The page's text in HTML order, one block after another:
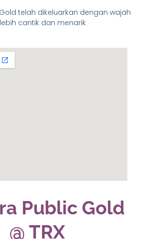
Gold telah dikeluarkan dengan wajah
cantik dan menarik
Public Gold
@ TRX